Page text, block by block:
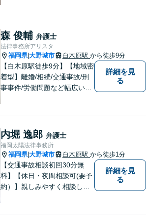
料相談あり。出張相談あり。
２０時まで営業。福岡県全域
と周辺対応。
森 俊輔 弁護士
法律事務所アリスタ
福岡県|大野城市 白木原駅 から徒歩9分
【白木原駅徒歩9分】【地域密
着型】離婚/相続/交通事故/刑
事事件/労働問題など幅広い事
せたオーダーメイド対応を心
がけています。
詳細を見
る
内堀 逸郎 弁護士
福岡太陽法律事務所
福岡県|大野城市 白木原駅 から徒歩1分
【交通事故相談初回30分無
料】【休日・夜間相談可(要予
約）】親しみやすく相談しや
詳細を見
る